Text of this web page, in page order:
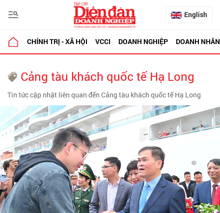
English
CHÍNH TRỊ - XÃ HỘI VCCI DOANH NGHIỆP DOANH NHÂN
Cảng tàu khách quốc tế Hạ Long
Tin tức cập nhật liên quan đến Cảng tàu khách quốc tế Hạ Long